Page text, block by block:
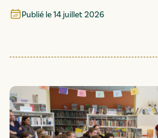
Publié le14 juillet 2026